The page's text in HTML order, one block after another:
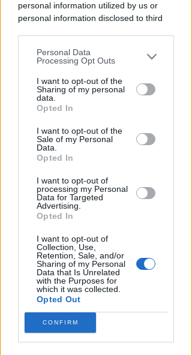
personal information utilized by us or
personal information disclosed to third
You may separately opt-out of the further
disclosure of your personal information
by third parties on the IAB’s list of
downstream participants.
by us to third parties on the IAB’s List of
Downstream Participants that may
further disclose it to other third parties.
Personal Data
Processing Opt Outs
I want to opt-out of the
Sharing of my personal
data.
Opted In
I want to opt-out of the
Sale of my Personal
Data.
Opted In
I want to opt-out of
processing my Personal
Data for Targeted
Advertising.
Opted In
I want to opt-out of
Collection, Use,
Retention, Sale, and/or
Sharing of my Personal
Data that Is Unrelated
with the Purposes for
which it was collected.
Opted Out
CONFIRM
DI NUOVO ACCESSIBILE DA MAGGIO
Il Bosco delle Grazie: a
Covignano un luogo per
rifugiarsi nella natura
Redazione
LE DECISIONI DEL GIUDICE
Furti sul lungomare di marina
centro. Le Volanti arrestano
quattro giovani